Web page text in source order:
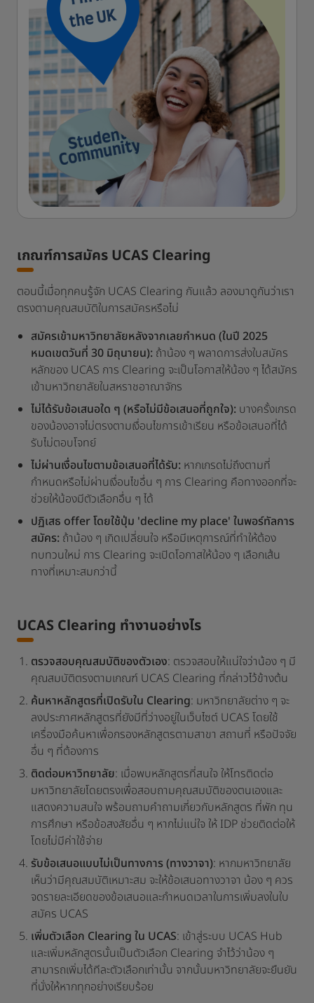
เกณฑ์การสมัคร UCAS Clearing
ตอนนี้เมื่อทุกคนรู้จัก UCAS Clearing กันแล้ว ลองมาดูกันว่าเรา
ตรงตามคุณสมบัติในการสมัครหรือไม่
สมัครเข้ามหาวิทยาลัยหลังจากเลยกำหนด (ในปี 2025
หมดเขตวันที่ 30 มิถุนายน): ถ้าน้อง ๆ พลาดการส่งใบสมัคร
หลักของ UCAS การ Clearing จะเป็นโอกาสให้น้อง ๆ ได้สมัคร
เข้ามหาวิทยาลัยในสหราชอาณาจักร
ไม่ได้รับข้อเสนอใด ๆ (หรือไม่มีข้อเสนอที่ถูกใจ): บางครั้งเกรด
ของน้องอาจไม่ตรงตามเงื่อนไขการเข้าเรียน หรือข้อเสนอที่ได้
รับไม่ตอบโจทย์
ไม่ผ่านเงื่อนไขตามข้อเสนอที่ได้รับ: หากเกรดไม่ถึงตามที่
กำหนดหรือไม่ผ่านเงื่อนไขอื่น ๆ การ Clearing คือทางออกที่จะ
ช่วยให้น้องมีตัวเลือกอื่น ๆ ได้
ปฏิเสธ offer โดยใช้ปุ่ม 'decline my place' ในพอร์ทัลการ
สมัคร: ถ้าน้อง ๆ เกิดเปลี่ยนใจ หรือมีเหตุการณ์ที่ทำให้ต้อง
ทบทวนใหม่ การ Clearing จะเปิดโอกาสให้น้อง ๆ เลือกเส้น
ทางที่เหมาะสมกว่านี้
UCAS Clearing ทำงานอย่างไร
ตรวจสอบคุณสมบัติของตัวเอง: ตรวจสอบให้แน่ใจว่าน้อง ๆ มี
คุณสมบัติตรงตามเกณฑ์ UCAS Clearing ที่กล่าวไว้ข้างต้น
ค้นหาหลักสูตรที่เปิดรับใน Clearing: มหาวิทยาลัยต่าง ๆ จะ
ลงประกาศหลักสูตรที่ยังมีที่ว่างอยู่ในเว็บไซต์ UCAS โดยใช้
เครื่องมือค้นหาเพื่อกรองหลักสูตรตามสาขา สถานที่ หรือปัจจัย
อื่น ๆ ที่ต้องการ
ติดต่อมหาวิทยาลัย: เมื่อพบหลักสูตรที่สนใจ ให้โทรติดต่อ
มหาวิทยาลัยโดยตรงเพื่อสอบถามคุณสมบัติของตนเองและ
แสดงความสนใจ พร้อมถามคำถามเกี่ยวกับหลักสูตร ที่พัก ทุน
การศึกษา หรือข้อสงสัยอื่น ๆ หากไม่แน่ใจ ให้ IDP ช่วยติดต่อให้
โดยไม่มีค่าใช้จ่าย
รับข้อเสนอแบบไม่เป็นทางการ (ทางวาจา): หากมหาวิทยาลัย
เห็นว่ามีคุณสมบัติเหมาะสม จะให้ข้อเสนอทางวาจา น้อง ๆ ควร
จดรายละเอียดของข้อเสนอและกำหนดเวลาในการเพิ่มลงในใบ
สมัคร UCAS
เพิ่มตัวเลือก Clearing ใน UCAS: เข้าสู่ระบบ UCAS Hub
และเพิ่มหลักสูตรนั้นเป็นตัวเลือก Clearing จำไว้ว่าน้อง ๆ
สามารถเพิ่มได้ทีละตัวเลือกเท่านั้น จากนั้นมหาวิทยาลัยจะยืนยัน
ที่นั่งให้หากทุกอย่างเรียบร้อย